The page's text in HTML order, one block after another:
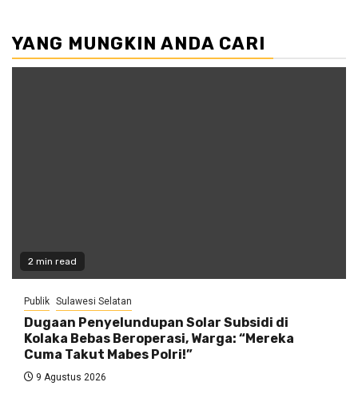
YANG MUNGKIN ANDA CARI
2 min read
Publik Sulawesi Selatan
Dugaan Penyelundupan Solar Subsidi di
Kolaka Bebas Beroperasi, Warga: “Mereka
Cuma Takut Mabes Polri!”
9 Agustus 2026